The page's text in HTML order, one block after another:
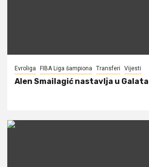
Evroliga FIBA Liga šampiona Transferi Vijesti
Alen Smailagić nastavlja u